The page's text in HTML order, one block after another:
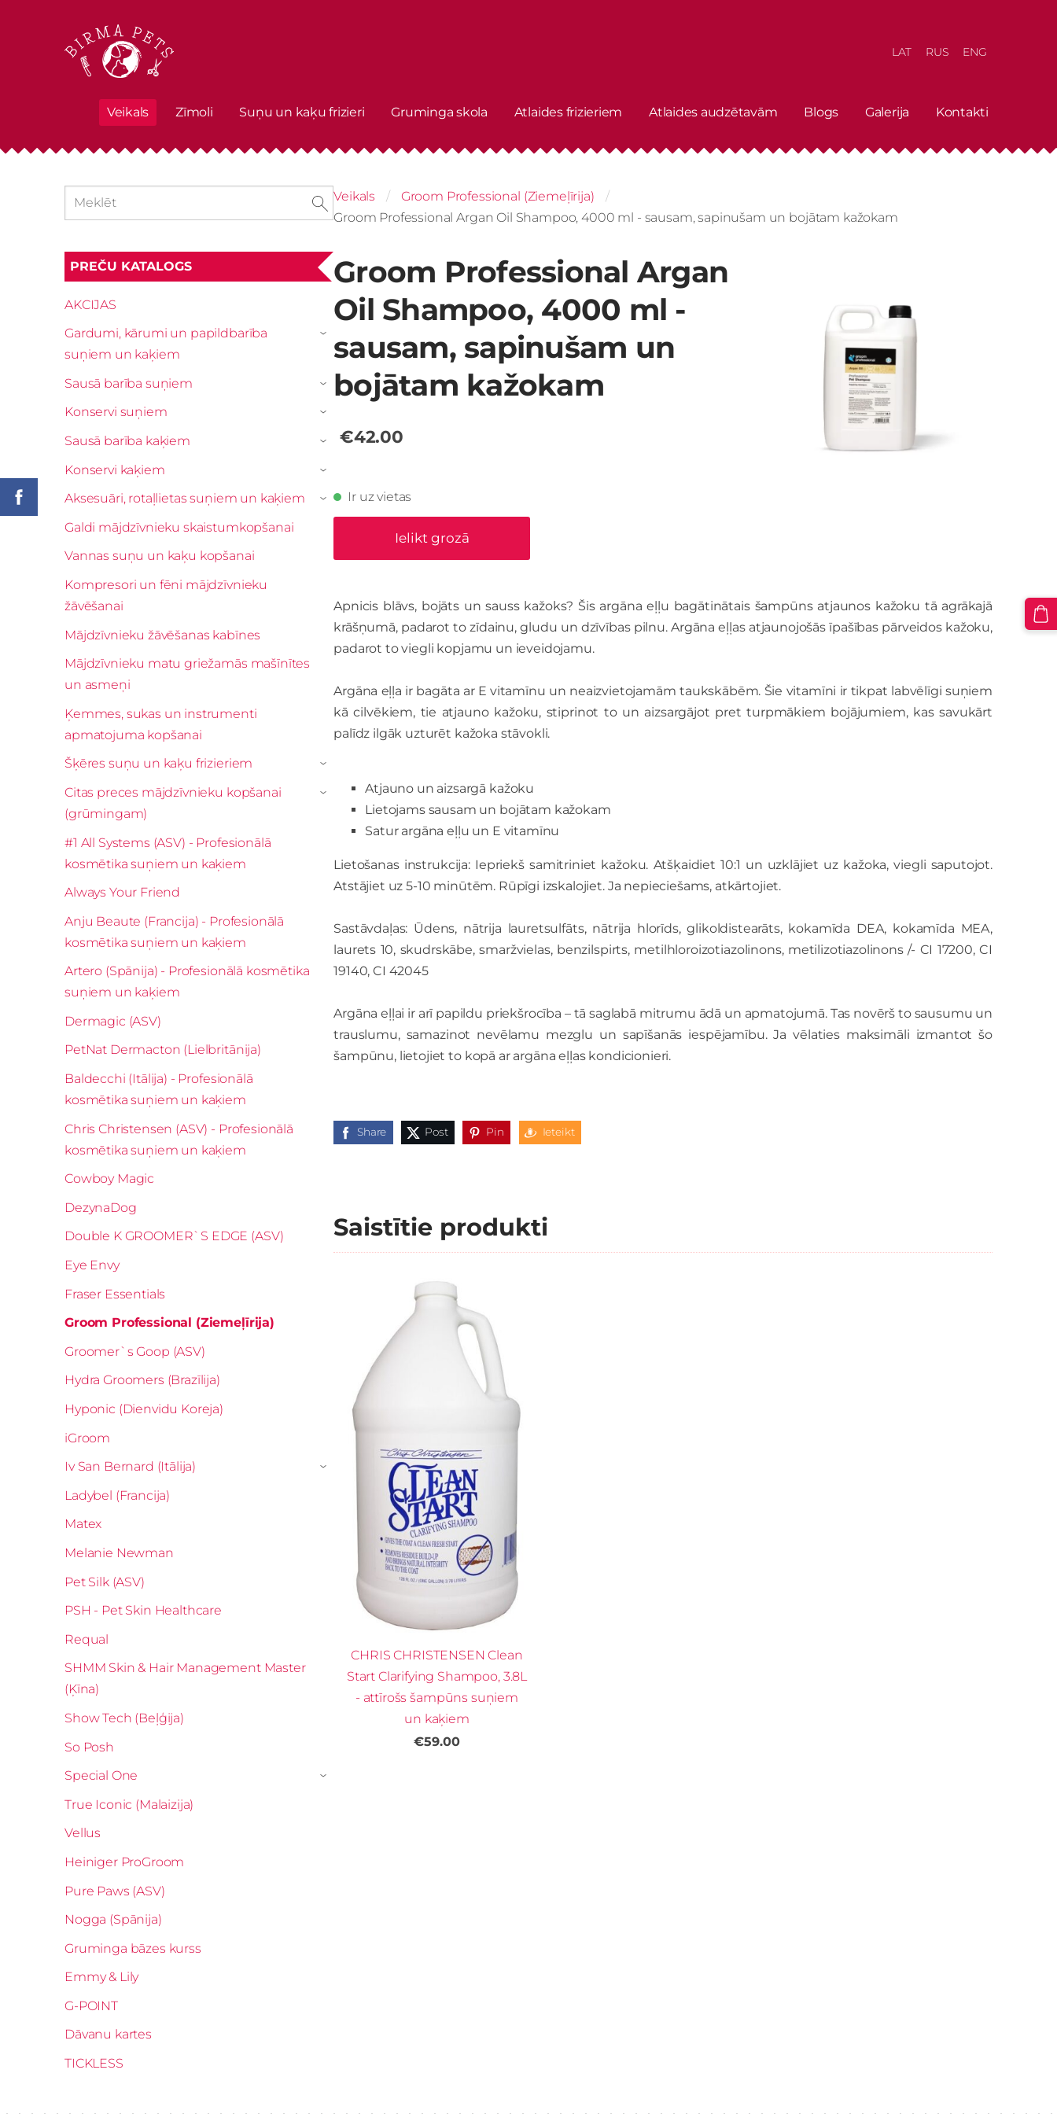
Veikals Zīmoli Suņu un kaķu frizieri Gruminga skola Atlaides frizieriem Atlaides audzētavām Blogs Galerija Kontakti
LAT RUS ENG
PREČU KATALOGS
AKCIJAS
Gardumi, kārumi un papildbarība
suņiem un kaķiem
›
Sausā barība suņiem ›
Konservi suņiem ›
Sausā barība kaķiem ›
Konservi kaķiem ›
Aksesuāri, rotaļlietas suņiem un kaķiem ›
Galdi mājdzīvnieku skaistumkopšanai
Vannas suņu un kaķu kopšanai
Kompresori un fēni mājdzīvnieku
žāvēšanai
Mājdzīvnieku žāvēšanas kabīnes
Mājdzīvnieku matu griežamās mašīnītes
un asmeņi
Ķemmes, sukas un instrumenti
apmatojuma kopšanai
Šķēres suņu un kaķu frizieriem
›
Citas preces mājdzīvnieku kopšanai
(grūmingam)
›
#1 All Systems (ASV) - Profesionālā
kosmētika suņiem un kaķiem
Always Your Friend
Anju Beaute (Francija) - Profesionālā
kosmētika suņiem un kaķiem
Artero (Spānija) - Profesionālā kosmētika
suņiem un kaķiem
Dermagic (ASV)
PetNat Dermacton (Lielbritānija)
Baldecchi (Itālija) - Profesionālā
kosmētika suņiem un kaķiem
Chris Christensen (ASV) - Profesionālā
kosmētika suņiem un kaķiem
Cowboy Magic
DezynaDog
Double K GROOMER`S EDGE (ASV)
Eye Envy
Fraser Essentials
Groom Professional (Ziemeļīrija)
Groomer`s Goop (ASV)
Hydra Groomers (Brazīlija)
Hyponic (Dienvidu Koreja)
iGroom
Iv San Bernard (Itālija)
›
Ladybel (Francija)
Matex
Melanie Newman
Pet Silk (ASV)
PSH - Pet Skin Healthcare
Requal
SHMM Skin & Hair Management Master
(Ķīna)
Show Tech (Beļģija)
So Posh
Special One
›
True Iconic (Malaizija)
Vellus
Heiniger ProGroom
Pure Paws (ASV)
Nogga (Spānija)
Gruminga bāzes kurss
Emmy & Lily
G-POINT
Dāvanu kartes
TICKLESS
Veikals
Groom Professional (Ziemeļīrija)
Groom Professional Argan Oil Shampoo, 4000 ml - sausam, sapinušam un bojātam kažokam
Groom Professional Argan
Oil Shampoo, 4000 ml -
sausam, sapinušam un
bojātam kažokam
€42.00
Ir uz vietas
Ielikt grozā
Apnicis blāvs, bojāts un sauss kažoks? Šis argāna eļļu bagātinātais šampūns atjaunos kažoku tā agrākajā
krāšņumā, padarot to zīdainu, gludu un dzīvības pilnu. Argāna eļļas atjaunojošās īpašības pārveidos kažoku,
padarot to viegli kopjamu un ieveidojamu.
Argāna eļļa ir bagāta ar E vitamīnu un neaizvietojamām taukskābēm. Šie vitamīni ir tikpat labvēlīgi suņiem
kā cilvēkiem, tie atjauno kažoku, stiprinot to un aizsargājot pret turpmākiem bojājumiem, kas savukārt
palīdz ilgāk uzturēt kažoka stāvokli.
Atjauno un aizsargā kažoku
Lietojams sausam un bojātam kažokam
Satur argāna eļļu un E vitamīnu
Lietošanas instrukcija: Iepriekš samitriniet kažoku. Atšķaidiet 10:1 un uzklājiet uz kažoka, viegli saputojot.
Atstājiet uz 5-10 minūtēm. Rūpīgi izskalojiet. Ja nepieciešams, atkārtojiet.
Sastāvdaļas: Ūdens, nātrija lauretsulfāts, nātrija hlorīds, glikoldistearāts, kokamīda DEA, kokamīda MEA,
laurets 10, skudrskābe, smaržvielas, benzilspirts, metilhloroizotiazolinons, metilizotiazolinons /- CI 17200, CI
19140, CI 42045
Argāna eļļai ir arī papildu priekšrocība – tā saglabā mitrumu ādā un apmatojumā. Tas novērš to sausumu un
trauslumu, samazinot nevēlamu mezglu un sapīšanās iespējamību. Ja vēlaties maksimāli izmantot šo
šampūnu, lietojiet to kopā ar argāna eļļas kondicionieri.
Share Post Pin Ieteikt
Saistītie produkti
CHRIS CHRISTENSEN Clean
Start Clarifying Shampoo, 3.8L
- attīrošs šampūns suņiem
un kaķiem
€59.00